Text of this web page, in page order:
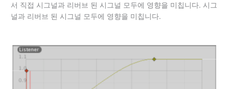
서 직접 시그널과 리버브 된 시그널 모두에 영향을 미칩니다. 시그
널과 리버브 된 시그널 모두에 영향을 미칩니다.